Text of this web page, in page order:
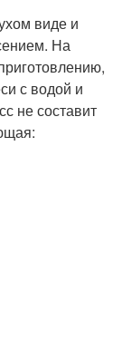
виде и
На
с водой и
не составит